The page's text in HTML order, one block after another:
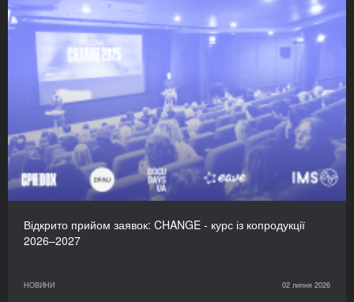
Відкрито прийом заявок: CHANGE - курс із копродукції
2026–2027
НОВИНИ 02 липня 2026